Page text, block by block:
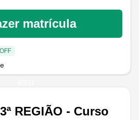
REGIÃO - Curso
matrícula